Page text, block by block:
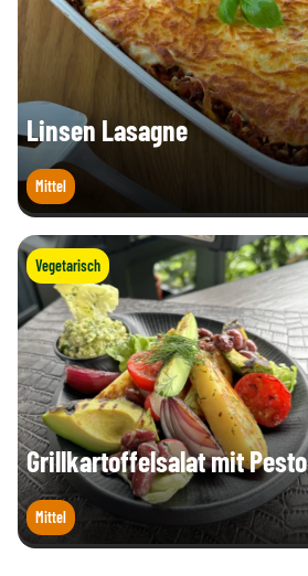
Linsen Lasagne
Mittel
Vegetarisch
Grillkartoffelsalat mit Pesto
Mittel